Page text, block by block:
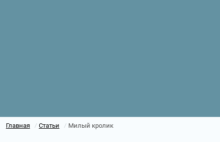
Главная / Статьи / Милый кролик